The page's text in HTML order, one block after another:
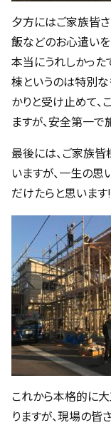
夕方にはご家族皆さ
飯などのお心遣い
本当にうれしかった
棟というのは特別な
かりと受け止めて、
ますが、安全第一で
最後には、ご家族皆
いますが、一生の思
だけたらと思います
これから本格的に
りますが、現場の皆